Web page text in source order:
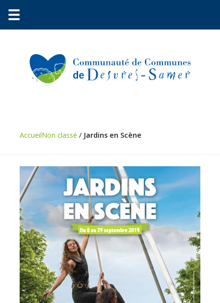
Petite
enfance
Urbanisme
Vie
pratique
Économie
Les
31
communes
☰
AccueilNon classé / Jardins en Scène